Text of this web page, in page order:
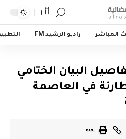
أأ
المباشر راديو الرشيد FM
البيان الختامي
في العاصمة